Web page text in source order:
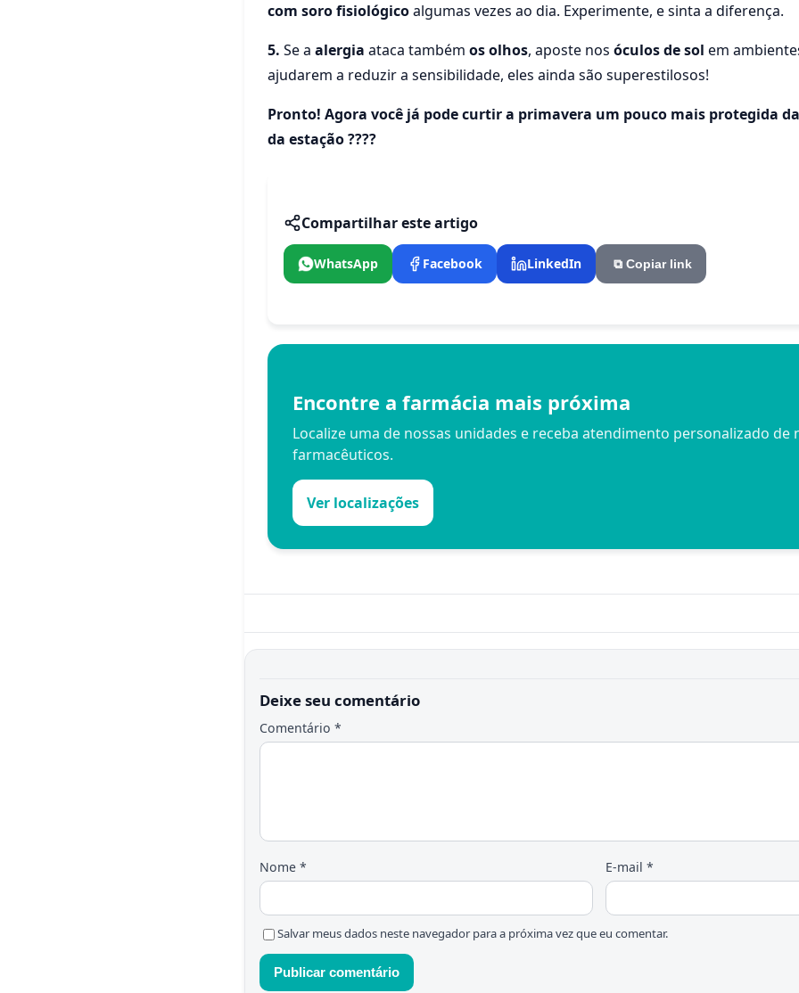
com soro fisiológicoalgumas vezes ao dia. Experimente, e sinta a diferença.
5. Se a alergia ataca também os olhos, aposte nos óculos de sol em
ajudarem a reduzir a sensibilidade, eles ainda são superestilosos!
Pronto! Agora você já pode curtir a primavera um pouco mais protegida
da estação ????
Compartilhar este artigo
WhatsApp Facebook LinkedIn ⧉ Copiar link
Encontre a farmácia mais próxima
Localize uma de nossas unidades e receba atendimento personalizado de
farmacêuticos.
Ver localizações
Deixe seu comentário
Comentário *
Nome * E-mail *
Salvar meus dados neste navegador para a próxima vez que eu comentar.